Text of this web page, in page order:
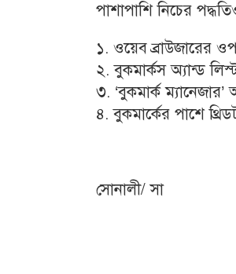
পাশাপাশি নিচের
১. ওয়েব ব্রাউজারের
২. বুকমার্কস অ্যান্ড
৩. ‘বুকমার্ক
৪. বুকমার্কের পাশে
সোনালী/ সা